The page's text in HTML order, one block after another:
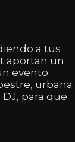
a tus
aportan un
evento
urbana
para que